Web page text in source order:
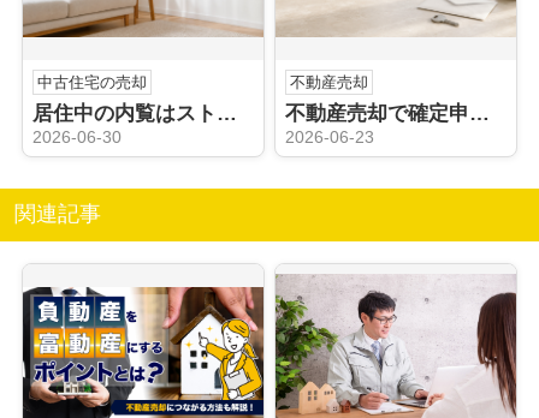
中古住宅の売却
居住中の内覧はストレスになる？売却時の負担を減らす工夫も解説
2026-06-30
不動産売却
不動産売却で確定申告は不要？申告が必要なケースや注意点も解説
2026-06-23
関連記事